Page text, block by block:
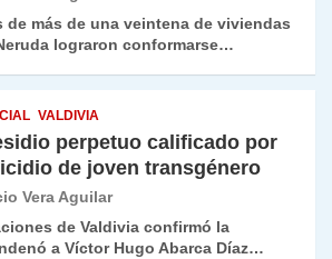
de más de una veintena de viviendas
lograron conformarse…
VALDIVIA
perpetuo calificado por
de joven transgénero
Vera Aguilar
de Valdivia confirmó la
a Víctor Hugo Abarca Díaz…